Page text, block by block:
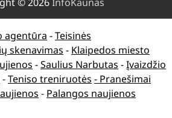
agentūra -Teisinės
skenavimas - Klaipedos miesto
-Saulius Narbutas -Įvaizdžio
-Teniso treniruotės - Pranešimai
- Palangos naujienos